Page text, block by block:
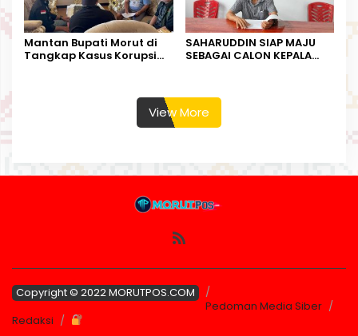
Mantan Bupati Morut di
Tangkap Kasus Korupsi
SAHARUDDIN SIAP MAJU
SEBAGAI CALON KEPALA
View More
Copyright © 2022 MORUTPOS.COM
Pedoman Media Siber
Redaksi